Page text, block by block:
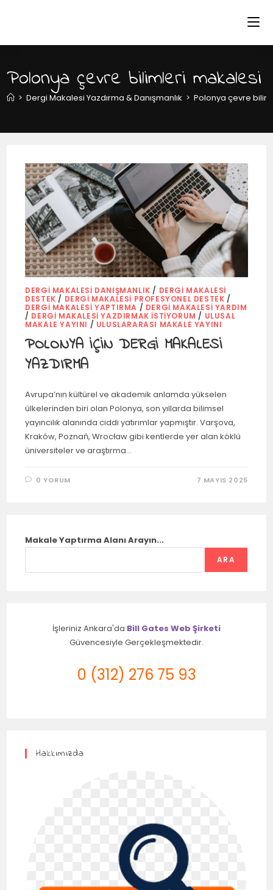
Polonya çevre bilimleri makalesi
> Dergi Makalesi Yazdırma & Danışmanlık > Polonya çevre
DERGI MAKALESI DANIŞMANLIK / DERGI MAKALESI
DESTEK / DERGI MAKALESI PROFESYONEL DESTEK /
DERGI MAKALESI YAPTIRMA / DERGI MAKALESI YARDIM
/ DERGI MAKALESI YAZDIRMAK İSTIYORUM / ULUSAL
MAKALE YAYINI / ULUSLARARASI MAKALE YAYINI
POLONYA İÇİN DERGİ MAKALESİ
YAZDIRMA
Avrupa’nın kültürel ve akademik anlamda yükselen
ülkelerinden biri olan Polonya, son yıllarda bilimsel
yayıncılık alanında ciddi yatırımlar yapmıştır. Varşova,
Kraków, Poznań, Wrocław gibi kentlerde yer alan köklü
üniversiteler ve araştırma…
0 YORUM 7 MAYIS 2025
Makale Yaptırma Alanı Arayın...
ARA
İşleriniz Ankara'da Bill Gates Web Şirketi
Güvencesiyle Gerçekleşmektedir.
0 (312) 276 75 93
Hakkımızda